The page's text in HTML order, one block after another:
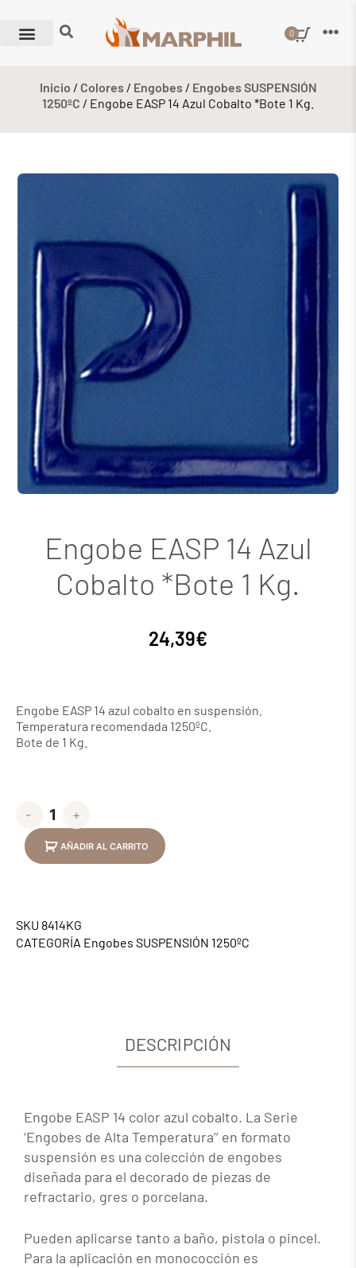
0
Inicio / Colores/ Engobes/ Engobes SUSPENSIÓN
1250ºC / Engobe EASP 14 Azul Cobalto *Bote 1 Kg.
Engobe EASP 14 Azul
Cobalto *Bote 1 Kg.
24,39€
Engobe EASP 14 azul cobalto en suspensión.
Temperatura recomendada 1250ºC.
Bote de 1 Kg.
- +
AÑADIR AL CARRITO
SKU 8414KG
CATEGORÍA Engobes SUSPENSIÓN 1250ºC
DESCRIPCIÓN
Engobe EASP 14 color azul cobalto. La Serie
‘Engobes de Alta Temperatura’’ en formato
suspensión es una colección de engobes
diseñada para el decorado de piezas de
refractario, gres o porcelana.
Pueden aplicarse tanto a baño, pistola o pincel.
Para la aplicación en monococción es